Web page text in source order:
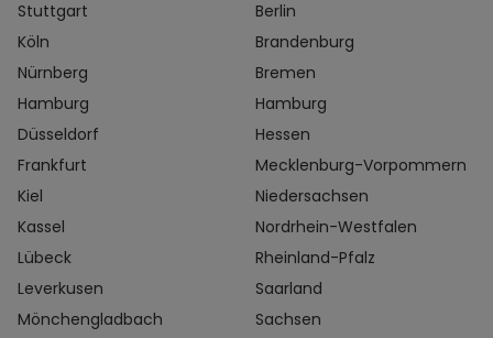
Stuttgart
Köln
Nürnberg
Hamburg
Düsseldorf
Frankfurt
Kiel
Kassel
Lübeck
Leverkusen
Mönchengladbach
Berlin
Brandenburg
Bremen
Hamburg
Hessen
Mecklenburg-Vorpommern
Niedersachsen
Nordrhein-Westfalen
Rheinland-Pfalz
Saarland
Sachsen